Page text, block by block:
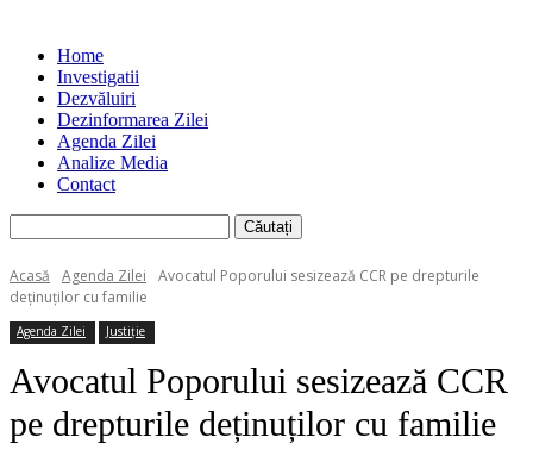
Home
Investigatii
Dezvăluiri
Dezinformarea Zilei
Agenda Zilei
Analize Media
Contact
Acasă Agenda Zilei
Avocatul Poporului sesizează CCR pe drepturile
deținuților cu familie
Agenda Zilei Justiție
Avocatul Poporului sesizează CCR
pe drepturile deținuților cu familie